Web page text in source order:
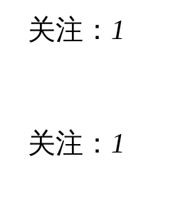
关注： 1
关注： 1